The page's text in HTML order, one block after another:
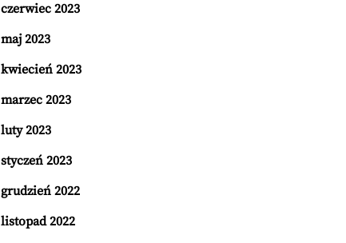
czerwiec 2023
maj 2023
kwiecień 2023
marzec 2023
luty 2023
styczeń 2023
grudzień 2022
listopad 2022